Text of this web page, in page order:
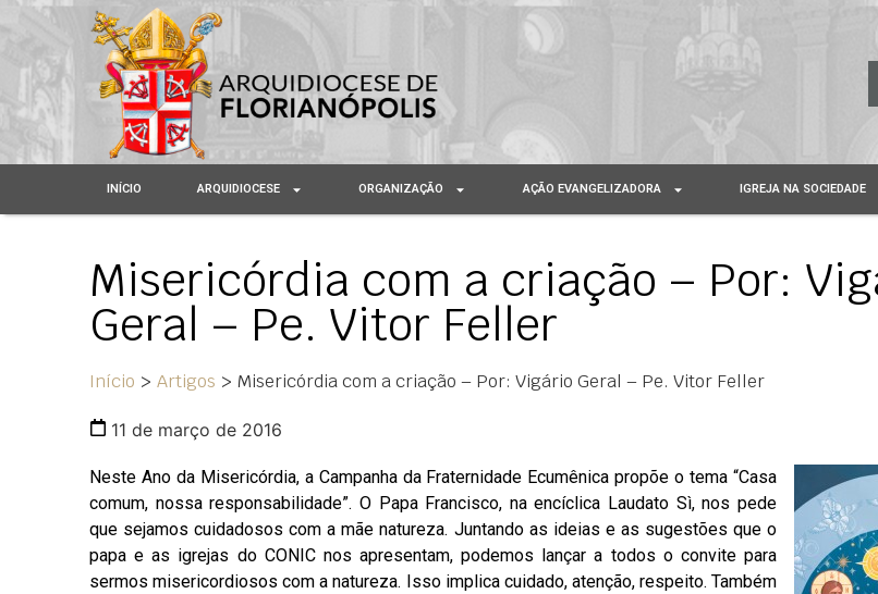
INÍCIO ARQUIDIOCESE ORGANIZAÇÃO AÇÃO EVANGELIZADORA IGREJA NA SOCIEDADE
Misericórdia com a criação – Por:
Geral – Pe. Vitor Feller
Início > Artigos > Misericórdia com a criação – Por: Vigário Geral – Pe. Vitor Feller
11 de março de 2016
Neste Ano da Misericórdia, a Campanha da Fraternidade Ecumênica propõe o tema “Casa
comum, nossa responsabilidade”. O Papa Francisco, na encíclica Laudato Sì, nos pede
que sejamos cuidadosos com a mãe natureza. Juntando as ideias e as sugestões que o
papa e as igrejas do CONIC nos apresentam, podemos lançar a todos o convite para
sermos misericordiosos com a natureza. Isso implica cuidado, atenção, respeito. Também